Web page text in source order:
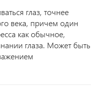
глаз, точнее
века, причем один
как обычное,
глаза. Может быть